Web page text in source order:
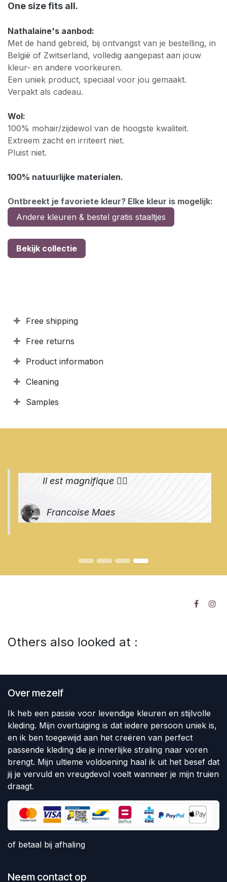
One size fits all.
Nathalaine's aanbod:
Met de hand gebreid, bij ontvangst van je bestelling, in
België of Zwitserland, volledig aangepast aan jouw
kleur- en andere voorkeuren.
Een uniek product, speciaal voor jou gemaakt.
Verpakt als cadeau.
Wol:
100% mohair/zijdewol van de hoogste kwaliteit.
Extreem zacht en irriteert niet.
Pluist niet.
100% natuurlijke materialen.
Ontbreekt je favoriete kleur? Elke kleur is mogelijk:
Andere kleuren & bestel gratis staaltjes
Bekijk collectie
Free shipping
Free returns
Product information
Cleaning
Samples
Il est magnifique 👌🏻
Francoise Maes
Others also looked at :
Over mezelf
Ik heb een passie voor levendige kleuren en stijlvolle
kleding. Mijn overtuiging is dat iedere persoon uniek is,
en ik ben toegewijd aan het creëren van perfect
passende kleding die je innerlijke straling naar voren
brengt. Mijn ultieme voldoening haal ik uit het besef dat
jij je vervuld en vreugdevol voelt wanneer je mijn truien
draagt.
of betaal bij afhaling
Neem contact op